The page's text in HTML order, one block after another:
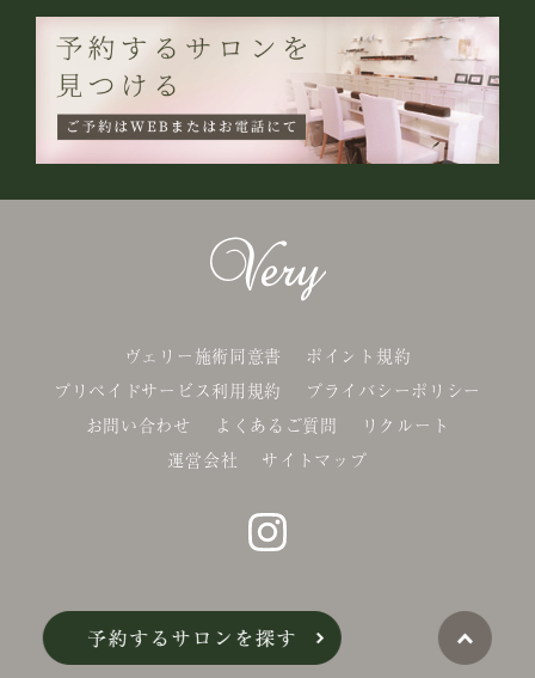
ヴェリー施術同意書
ポイント規約
プリペイドサービス利用規約
プライバシーポリシー
お問い合わせ
よくあるご質問
リクルート
運営会社
サイトマップ
©Belle-x. co.,Ltd.